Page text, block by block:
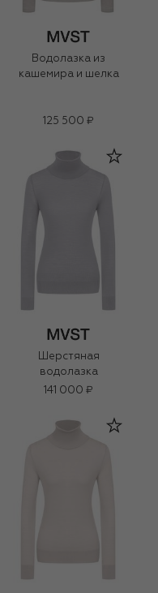
Водолазка из
кашемира и шелка
125 500 ₽
Шерстяная
водолазка
141 000 ₽